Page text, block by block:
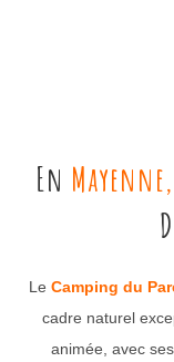
En Mayenne,
Le Camping du
cadre naturel
animée, avec